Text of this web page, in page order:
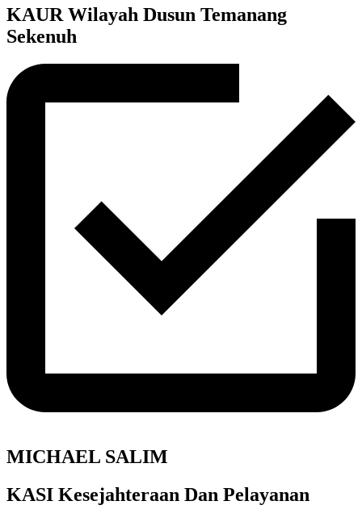
KAUR Wilayah Dusun Temanang
Sekenuh
MICHAEL SALIM
KASI Kesejahteraan Dan Pelayanan